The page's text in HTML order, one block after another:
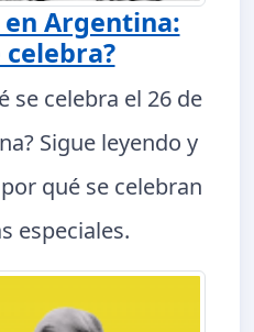
Argentina:
celebra?
se celebra el 26 de
Sigue leyendo y
qué se celebran
especiales.